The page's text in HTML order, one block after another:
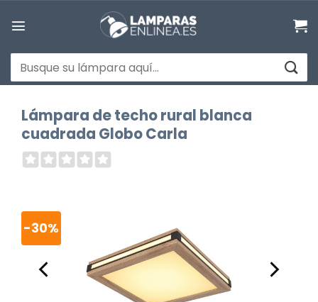
Buscar
por:
Lámpara de techo rural blanca
cuadrada Globo Carla
-30%